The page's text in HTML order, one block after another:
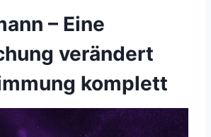
– Eine
verändert
komplett